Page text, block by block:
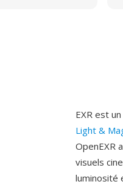
EXR est
Light &
OpenEXR
visuels
luminosité